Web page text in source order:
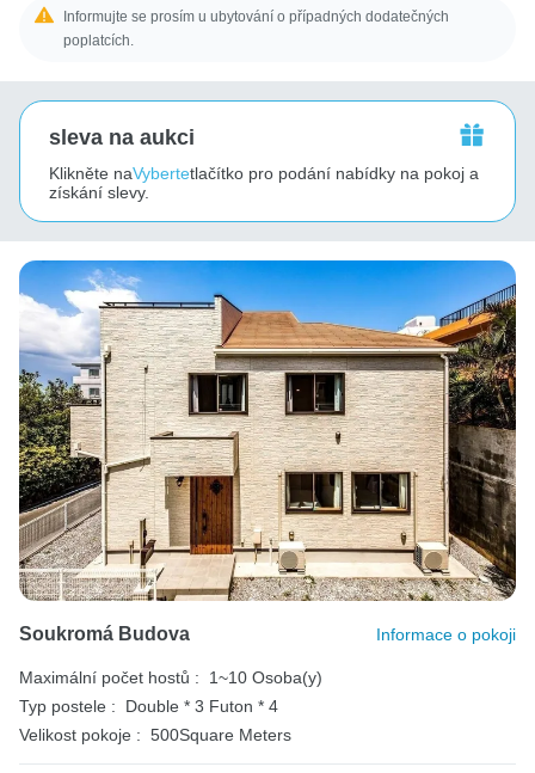
Informujte se prosím u ubytování o případných dodatečných
poplatcích.
sleva na aukci
Klikněte naVybertetlačítko pro podání nabídky na pokoj a
získání slevy.
Soukromá Budova Informace o pokoji
Maximální počet hostů :
1~10 Osoba(y)
Typ postele :
Double * 3 Futon * 4
Velikost pokoje : 500Square Meters